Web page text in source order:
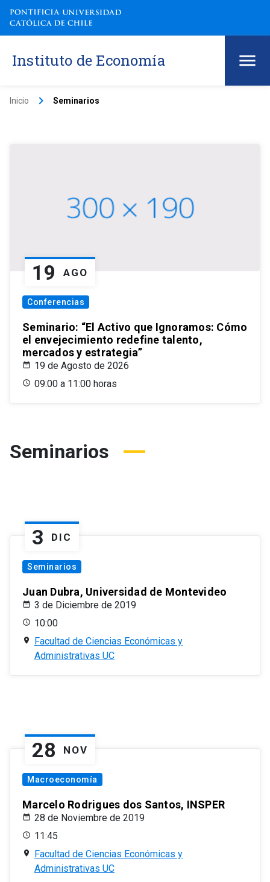
Instituto de Economía
Inicio keyboard_arrow_right Seminarios
19 AGO
Conferencias
Seminario: “El Activo que Ignoramos: Cómo
el envejecimiento redefine talento,
mercados y estrategia”
19 de Agosto de 2026
09:00 a 11:00 horas
Seminarios
3 DIC
Seminarios
Juan Dubra, Universidad de Montevideo
3 de Diciembre de 2019
10:00
Facultad de Ciencias Económicas y
Administrativas UC
28 NOV
Macroeconomía
Marcelo Rodrigues dos Santos, INSPER
28 de Noviembre de 2019
11:45
Facultad de Ciencias Económicas y
Administrativas UC